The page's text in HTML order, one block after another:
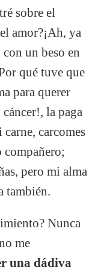
sobre el
amor?¡Ah, ya
un beso en
qué tuve que
para querer
la paga
carcomes
compañero;
pero mi alma
también.
Nunca
me
una dádiva